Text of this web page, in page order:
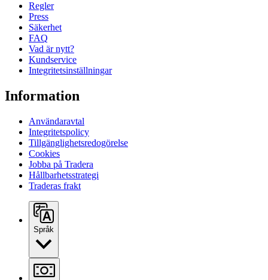
Regler
Press
Säkerhet
FAQ
Vad är nytt?
Kundservice
Integritetsinställningar
Information
Användaravtal
Integritetspolicy
Tillgänglighetsredogörelse
Cookies
Jobba på Tradera
Hållbarhetsstrategi
Traderas frakt
Språk